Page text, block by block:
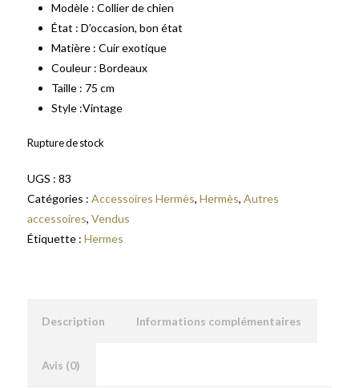
Modèle : Collier de chien
État : D’occasion, bon état
Matière : Cuir exotique
Couleur : Bordeaux
Taille : 75 cm
Style :Vintage
Rupture de stock
UGS : 83
Catégories : Accessoires Hermès, Hermès, Autres
accessoires, Vendus
Étiquette : Hermes
Description Informations complémentaires
Avis (0)